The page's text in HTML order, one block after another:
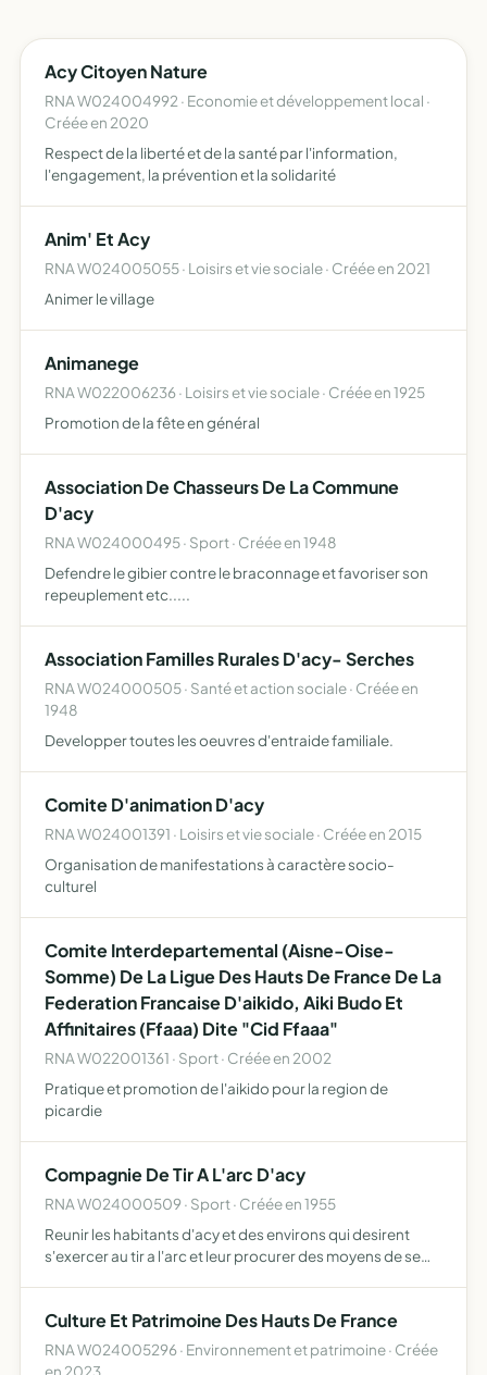
Acy Citoyen Nature
RNA W024004992 · Economie et développement local ·
Créée en 2020
Respect de la liberté et de la santé par l'information,
l'engagement, la prévention et la solidarité
Anim' Et Acy
RNA W024005055 · Loisirs et vie sociale · Créée en 2021
Animer le village
Animanege
RNA W022006236 · Loisirs et vie sociale · Créée en 1925
Promotion de la fête en général
Association De Chasseurs De La Commune
D'acy
RNA W024000495 · Sport · Créée en 1948
Defendre le gibier contre le braconnage et favoriser son
repeuplement etc.....
Association Familles Rurales D'acy- Serches
RNA W024000505 · Santé et action sociale · Créée en
1948
Developper toutes les oeuvres d'entraide familiale.
Comite D'animation D'acy
RNA W024001391 · Loisirs et vie sociale · Créée en 2015
Organisation de manifestations à caractère socio-
culturel
Comite Interdepartemental (Aisne-Oise-
Somme) De La Ligue Des Hauts De France De La
Federation Francaise D'aikido, Aiki Budo Et
Affinitaires (Ffaaa) Dite "Cid Ffaaa"
RNA W022001361 · Sport · Créée en 2002
Pratique et promotion de l'aikido pour la region de
picardie
Compagnie De Tir A L'arc D'acy
RNA W024000509 · Sport · Créée en 1955
Reunir les habitants d'acy et des environs qui desirent
s'exercer au tir a l'arc et leur procurer des moyens de se
Culture Et Patrimoine Des Hauts De France
RNA W024005296 · Environnement et patrimoine · Créée
en 2023